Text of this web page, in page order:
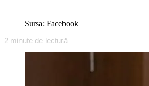
Sursa: Facebook
2 minute de lectură